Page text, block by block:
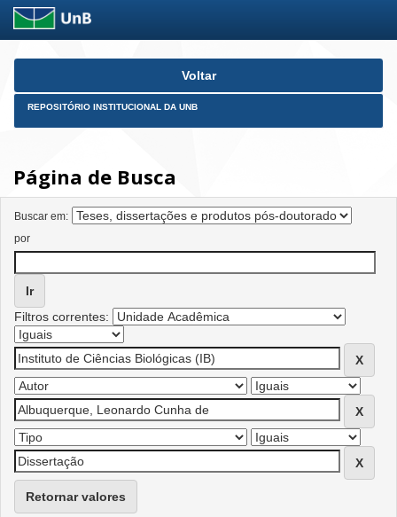
Skip
Voltar
REPOSITÓRIO INSTITUCIONAL DA UNB
Página de Busca
Buscar em:
por
Filtros correntes:
Retornar valores